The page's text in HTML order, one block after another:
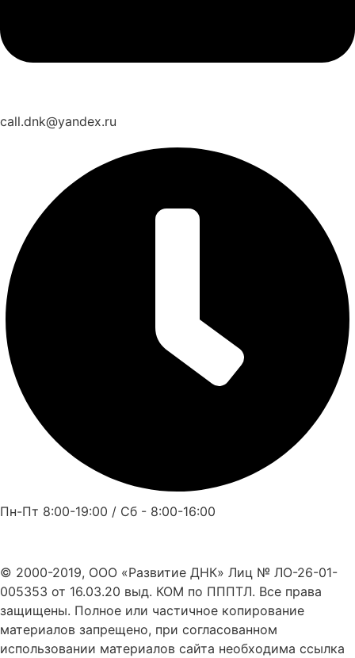
call.dnk@yandex.ru
Пн-Пт 8:00-19:00 / Сб - 8:00-16:00
© 2000-2019, ООО «Развитие ДНК» Лиц № ЛО-26-01-
005353 от 16.03.20 выд. КОМ по ПППТЛ. Все права
защищены. Полное или частичное копирование
материалов запрещено, при согласованном
использовании материалов сайта необходима ссылка